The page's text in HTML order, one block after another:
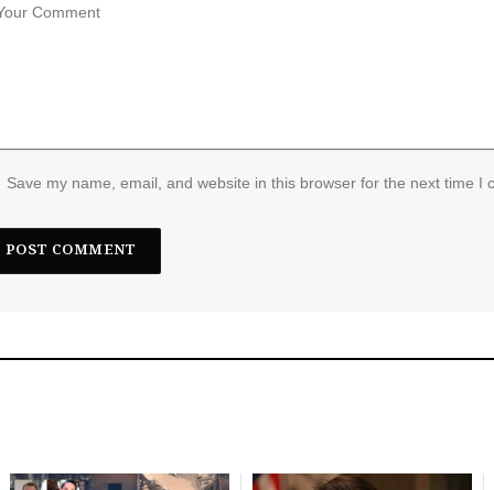
Save my name, email, and website in this browser for the next time I